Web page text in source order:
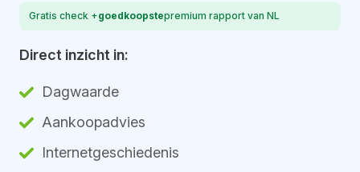
Gratis check +goedkoopstepremium rapport van NL
Direct inzicht in:
Dagwaarde
Aankoopadvies
Internetgeschiedenis